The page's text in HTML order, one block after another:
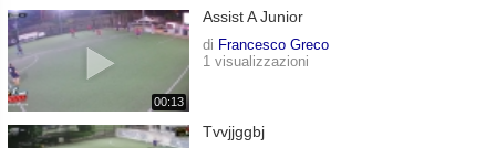
00:13
Assist A Junior
di Francesco Greco
1 visualizzazioni
Tvvjjggbj